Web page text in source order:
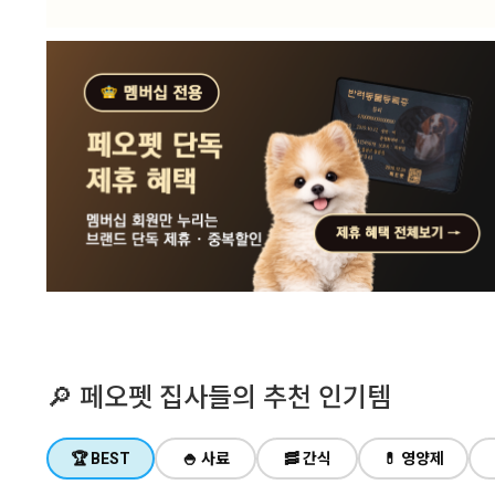
🔎 페오펫 집사들의 추천 인기템
🏆 BEST 🍚 사료 🥓 간식 💊 영양제